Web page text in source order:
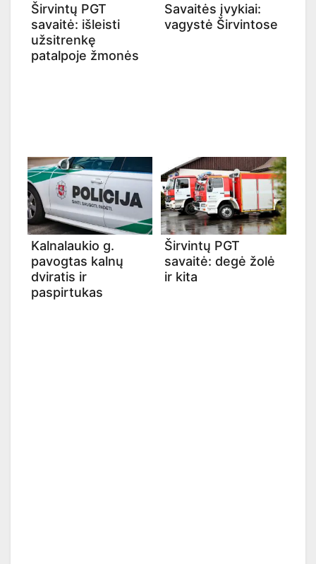
Širvintų PGT
savaitė: išleisti
užsitrenkę
patalpoje žmonės
Savaitės įvykiai:
vagystė Širvintose
Kalnalaukio g.
pavogtas kalnų
dviratis ir
paspirtukas
Širvintų PGT
savaitė: degė žolė
ir kita